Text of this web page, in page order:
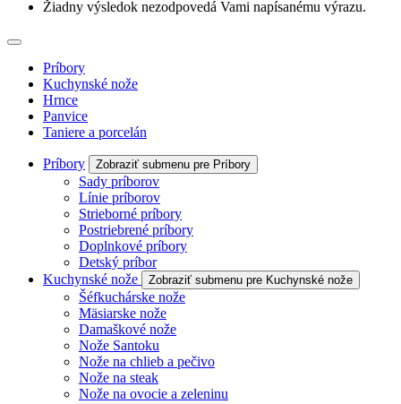
Žiadny výsledok nezodpovedá Vami napísanému výrazu.
Príbory
Kuchynské nože
Hrnce
Panvice
Taniere a porcelán
Príbory Zobraziť submenu pre Príbory
Sady príborov
Línie príborov
Strieborné príbory
Postriebrené príbory
Doplnkové príbory
Detský príbor
Kuchynské nože
Zobraziť submenu pre Kuchynské nože
Šéfkuchárske nože
Mäsiarske nože
Damaškové nože
Nože Santoku
Nože na chlieb a pečivo
Nože na steak
Nože na ovocie a zeleninu